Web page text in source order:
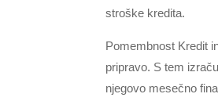
stroške kredita.
Pomembnost Kredit
pripravo. S tem
njegovo mesečno